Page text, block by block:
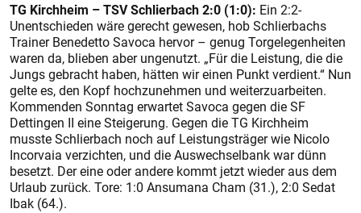
TG Kirchheim – TSV Schlierbach 2:0 (1:0): Ein 2:2-
Unentschieden wäre gerecht gewesen, hob Schlierbachs
Trainer Benedetto Savoca hervor – genug Torgelegenheiten
waren da, blieben aber ungenutzt. „Für die Leistung, die die
Jungs gebracht haben, hätten wir einen Punkt verdient.“ Nun
gelte es, den Kopf hochzunehmen und weiterzuarbeiten.
Kommenden Sonntag erwartet Savoca gegen die SF
Dettingen II eine Steigerung. Gegen die TG Kirchheim
musste Schlierbach noch auf Leistungsträger wie Nicolo
Incorvaia verzichten, und die Auswechselbank war dünn
besetzt. Der eine oder andere kommt jetzt wieder aus dem
Urlaub zurück. Tore: 1:0 Ansumana Cham (31.), 2:0 Sedat
Ibak (64.).